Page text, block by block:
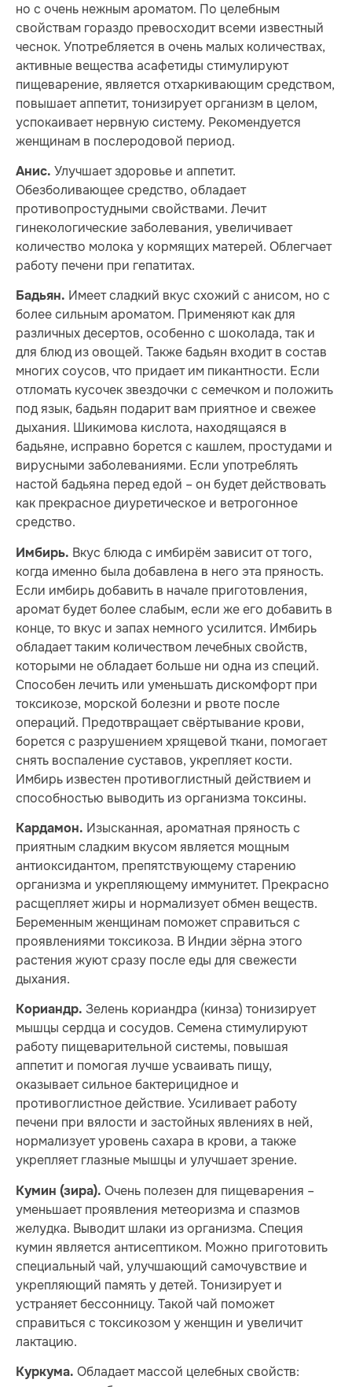
но с очень нежным ароматом. По целебным
свойствам гораздо превосходит всеми известный
чеснок. Употребляется в очень малых количествах,
активные вещества асафетиды стимулируют
пищеварение, является отхаркивающим средством,
повышает аппетит, тонизирует организм в целом,
успокаивает нервную систему. Рекомендуется
женщинам в послеродовой период.
Анис. Улучшает здоровье и аппетит.
Обезболивающее средство, обладает
противопростудными свойствами. Лечит
гинекологические заболевания, увеличивает
количество молока у кормящих матерей. Облегчает
работу печени при гепатитах.
Бадьян. Имеет сладкий вкус схожий с анисом, но с
более сильным ароматом. Применяют как для
различных десертов, особенно с шоколада, так и
для блюд из овощей. Также бадьян входит в состав
многих соусов, что придает им пикантности. Если
отломать кусочек звездочки с семечком и положить
под язык, бадьян подарит вам приятное и свежее
дыхания. Шикимова кислота, находящаяся в
бадьяне, исправно борется с кашлем, простудами и
вирусными заболеваниями. Если употреблять
настой бадьяна перед едой – он будет действовать
как прекрасное диуретическое и ветрогонное
средство.
Имбирь. Вкус блюда с имбирём зависит от того,
когда именно была добавлена в него эта пряность.
Если имбирь добавить в начале приготовления,
аромат будет более слабым, если же его добавить в
конце, то вкус и запах немного усилится. Имбирь
обладает таким количеством лечебных свойств,
которыми не обладает больше ни одна из специй.
Способен лечить или уменьшать дискомфорт при
токсикозе, морской болезни и рвоте после
операций. Предотвращает свёртывание крови,
борется с разрушением хрящевой ткани, помогает
снять воспаление суставов, укрепляет кости.
Имбирь известен противоглистный действием и
способностью выводить из организма токсины.
Кардамон. Изысканная, ароматная пряность с
приятным сладким вкусом является мощным
антиоксидантом, препятствующему старению
организма и укрепляющему иммунитет. Прекрасно
расщепляет жиры и нормализует обмен веществ.
Беременным женщинам поможет справиться с
проявлениями токсикоза. В Индии зёрна этого
растения жуют сразу после еды для свежести
дыхания.
Кориандр. Зелень кориандра (кинза) тонизирует
мышцы сердца и сосудов. Семена стимулируют
работу пищеварительной системы, повышая
аппетит и помогая лучше усваивать пищу,
оказывает сильное бактерицидное и
противоглистное действие. Усиливает работу
печени при вялости и застойных явлениях в ней,
нормализует уровень сахара в крови, а также
укрепляет глазные мышцы и улучшает зрение.
Кумин (зира). Очень полезен для пищеварения –
уменьшает проявления метеоризма и спазмов
желудка. Выводит шлаки из организма. Специя
кумин является антисептиком. Можно приготовить
специальный чай, улучшающий самочувствие и
укрепляющий память у детей. Тонизирует и
устраняет бессонницу. Такой чай поможет
справиться с токсикозом у женщин и увеличит
лактацию.
Куркума. Обладает массой целебных свойств: